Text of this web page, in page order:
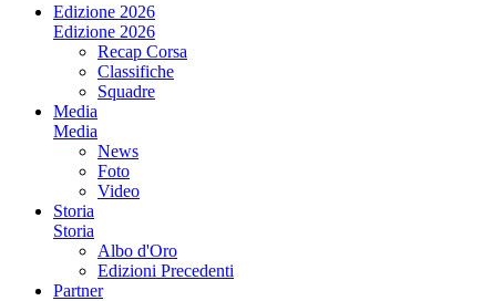
Edizione 2026
Edizione 2026
Recap Corsa
Classifiche
Squadre
Media
Media
News
Foto
Video
Storia
Storia
Albo d'Oro
Edizioni Precedenti
Partner